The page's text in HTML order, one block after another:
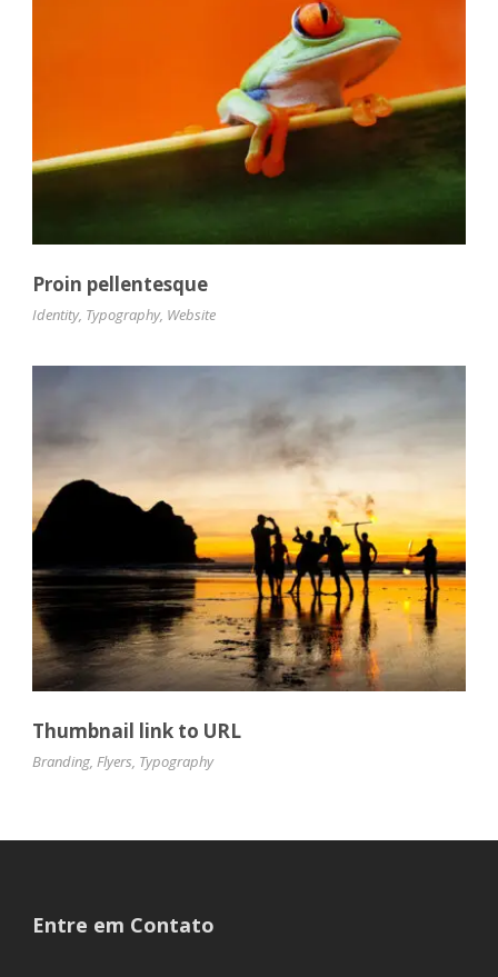
Proin pellentesque
Identity, Typography, Website
Thumbnail link to URL
Branding Flyers Typography
Entre em Contato